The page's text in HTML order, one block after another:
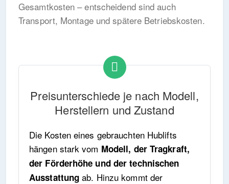
Gesamtkosten – entscheidend sind auch
Transport, Montage und spätere Betriebskosten.
Preisunterschiede je nach Modell,
Herstellern und Zustand
Die Kosten eines gebrauchten Hublifts
hängen stark vom Modell, der Tragkraft,
der Förderhöhe und der technischen
Ausstattung ab. Hinzu kommt der